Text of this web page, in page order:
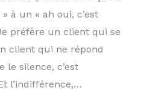
à un « ah oui, c’est
préfère un client qui se
client qui ne répond
le silence, c’est
l’indifférence,…